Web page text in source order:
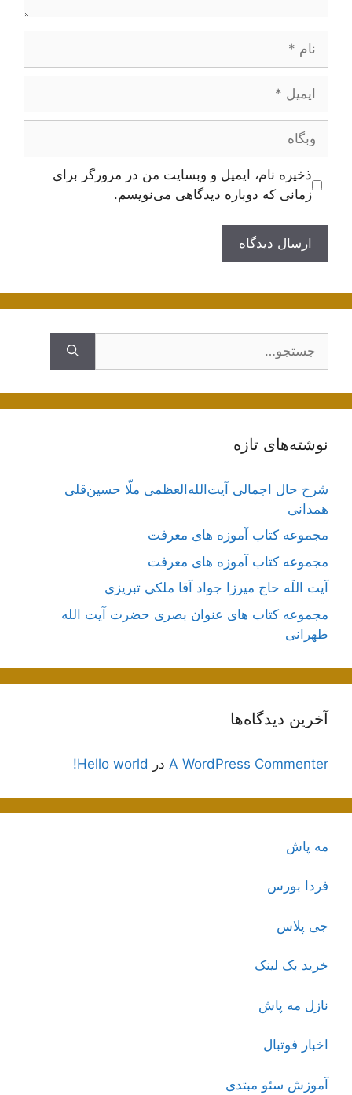
ایمیل
وبگاه
ذخیره نام، ایمیل و وبسایت من در مرورگر برای
زمانی که دوباره دیدگاهی می‌نویسم.
نوشته‌های تازه
شرح حال اجمالی آیت‌الله‌العظمی ملّا حسین‌قلی
همدانی
مجموعه کتاب آموزه های معرفت
مجموعه کتاب آموزه های معرفت
آیت اللَه حاج میرزا جواد آقا ملکی تبریزی
مجموعه کتاب های عنوان بصری حضرت آیت الله
طهرانی
آخرین دیدگاه‌ها
A WordPress Commenter در Hello world!
مه پاش
فردا بورس
جی پلاس
خرید بک لینک
نازل مه پاش
اخبار فوتبال
آموزش سئو مبتدی